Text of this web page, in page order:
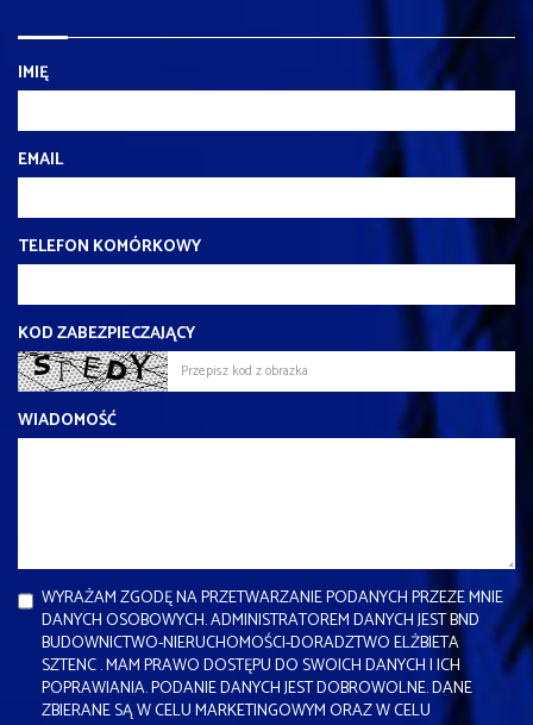
IMIĘ
EMAIL
TELEFON KOMÓRKOWY
KOD ZABEZPIECZAJĄCY
WIADOMOŚĆ
WYRAŻAM ZGODĘ NA PRZETWARZANIE PODANYCH PRZEZE MNIE
DANYCH OSOBOWYCH. ADMINISTRATOREM DANYCH JEST BND
BUDOWNICTWO-NIERUCHOMOŚCI-DORADZTWO ELŻBIETA
SZTENC . MAM PRAWO DOSTĘPU DO SWOICH DANYCH I ICH
POPRAWIANIA. PODANIE DANYCH JEST DOBROWOLNE. DANE
ZBIERANE SĄ W CELU MARKETINGOWYM ORAZ W CELU